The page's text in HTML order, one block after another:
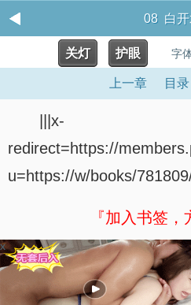
08 白开
关灯 护眼 字体
上一章 目录
|||x-
redirect=https://
u=https://w/books/
『加入书签，
x